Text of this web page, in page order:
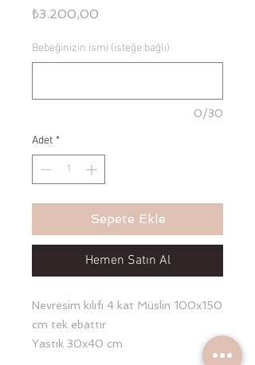
₺3.200,00
Bebeğinizin ismi (isteğe bağlı)
0/30
Adet *
Sepete Ekle
Hemen Satın Al
Nevresim kılıfı 4 kat Müslin 100x150
cm tek ebattır
Yastık 30x40 cm